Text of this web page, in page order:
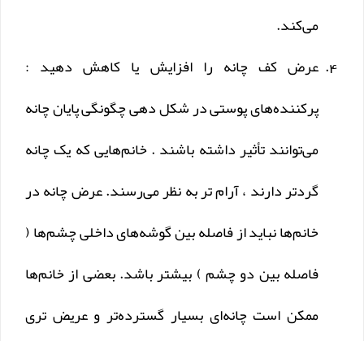
می‌کند.
عرض کف چانه را افزایش یا کاهش دهید :
پرکننده‌های پوستی در شکل دهی چگونگی پایان چانه
می‌توانند تأثیر داشته باشند . خانم‌هایی که یک چانه
گردتر دارند ، آرام تر به نظر می‌رسند. عرض چانه در
خانم‌ها نباید از فاصله بین گوشه‌های داخلی چشم‌ها (
فاصله بین دو چشم ) بیشتر باشد. بعضی از خانم‌ها
ممکن است چانه‌ای بسیار گسترده‌تر و عریض تری